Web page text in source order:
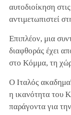
αυτοδιοίκηση
αντιμετωπιστεί
Επιπλέον, μια
διαφθοράς έχει
στο Κόμμα, τη
Ο Ιταλός
η ικανότητα του
παράγοντα για